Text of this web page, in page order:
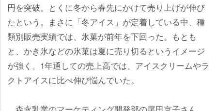
円を突破。とくに冬から春先にかけて売り上げが伸び
たという。まさに「冬アイス」が定着している中、種
類別販売実績では、氷菓が前年を下回った。もとも
と、かき氷などの氷菓は夏に売り切るというイメージ
が強く、1年通しての売上高では、アイスクリームやラ
クトアイスに比べ伸び悩んでいた。